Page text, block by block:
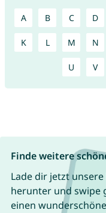
A B C D
K L M N
U V
Finde weitere
Lade dir jetzt
herunter und swipe
einen